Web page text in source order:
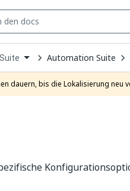
Automation Suite
dauern, bis die Lokalisierung